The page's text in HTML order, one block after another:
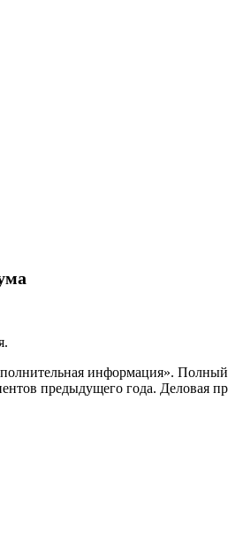
информация».
предыдущего года. Деловая